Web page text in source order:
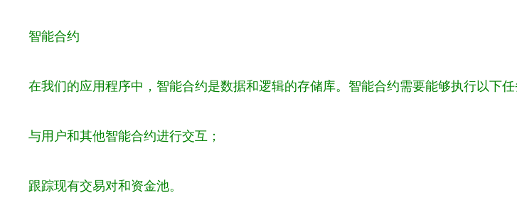
智能合约
在我们的应用程序中，智能合约是数据和逻辑的存储库。智能合约需要能够执行以下任
与用户和其他智能合约进行交互；
跟踪现有交易对和资金池。